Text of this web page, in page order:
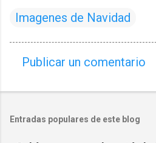
Imagenes de Navidad
o
e
Publicar un comentario
Entradas populares de este blog